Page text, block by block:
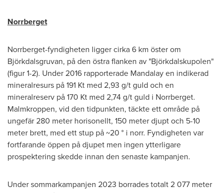
Norrberget
Norrberget-fyndigheten ligger cirka 6 km öster om
Björkdalsgruvan, på den östra flanken av "Björkdalskupolen"
(figur 1-2). Under 2016 rapporterade Mandalay en indikerad
mineralresurs på 191 Kt med 2,93 g/t guld och en
mineralreserv på 170 Kt med 2,74 g/t guld i Norrberget.
Malmkroppen, vid den tidpunkten, täckte ett område på
ungefär 280 meter horisonellt, 150 meter djupt och 5-10
meter brett, med ett stup på ~20 ° i norr. Fyndigheten var
fortfarande öppen på djupet men ingen ytterligare
prospektering skedde innan den senaste kampanjen.
Under sommarkampanjen 2023 borrades totalt 2 077 meter